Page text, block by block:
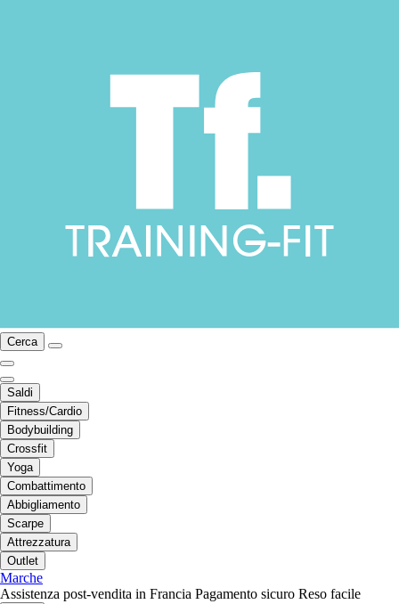
Cerca
Saldi
Fitness/Cardio
Bodybuilding
Crossfit
Yoga
Combattimento
Abbigliamento
Scarpe
Attrezzatura
Outlet
Marche
Assistenza post-vendita in Francia Pagamento sicuro Reso facile